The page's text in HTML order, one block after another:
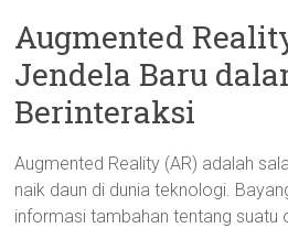
Augmented
Jendela Baru
Berinteraksi
Augmented Reality (AR) adalah
naik daun di dunia teknologi.
informasi tambahan tentang suatu